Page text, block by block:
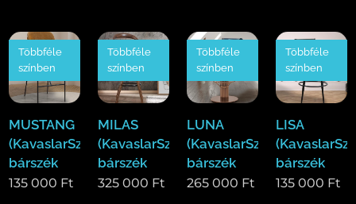
MUSTANG
(KavaslarSzékek)
bárszék
Többféle
színben
135 000 Ft
MILAS
(KavaslarSzékek)
bárszék
Többféle
színben
325 000 Ft
LUNA
(KavaslarSzékek)
bárszék
Többféle
színben
265 000 Ft
LISA
bárszék
Többféle
színben
135 000 Ft